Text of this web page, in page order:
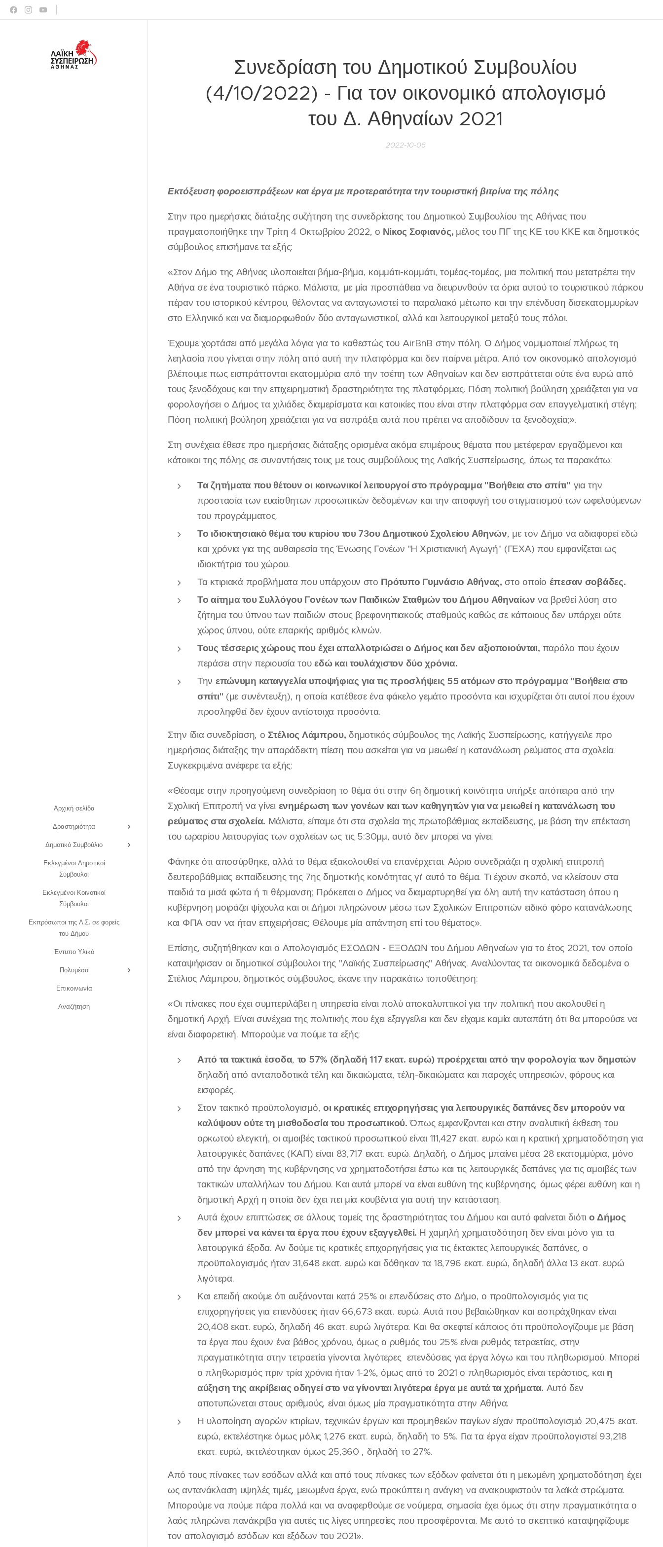
Αρχική σελίδα
Δραστηριότητα
Δημοτικό Συμβούλιο
Εκλεγμένοι Δημοτικοί
Σύμβουλοι
Εκλεγμένοι Κοινοτικοί
Σύμβουλοι
Εκπρόσωποι της Λ.Σ. σε φορείς
του Δήμου
Έντυπο Υλικό
Πολυμέσα
Επικοινωνία
Αναζήτηση
Συνεδρίαση του Δημοτικού Συμβουλίου
(4/10/2022) - Για τον οικονομικό απολογισμό
του Δ. Αθηναίων 2021
2022-10-06
Εκτόξευση φοροεισπράξεων και έργα με προτεραιότητα την τουριστική βιτρίνα της πόλης
Στην προ ημερήσιας διάταξης συζήτηση της συνεδρίασης του Δημοτικού Συμβουλίου της Αθήνας που
πραγματοποιήθηκε την Τρίτη 4 Οκτωβρίου 2022, ο Νίκος Σοφιανός, μέλος του ΠΓ της ΚΕ του ΚΚΕ και δημοτικός
σύμβουλος επισήμανε τα εξής:
«Στον Δήμο της Αθήνας υλοποιείται βήμα-βήμα, κομμάτι-κομμάτι, τομέας-τομέας, μια πολιτική που μετατρέπει την
Αθήνα σε ένα τουριστικό πάρκο. Μάλιστα, με μία προσπάθεια να διευρυνθούν τα όρια αυτού το τουριστικού πάρκου
πέραν του ιστορικού κέντρου, θέλοντας να ανταγωνιστεί το παραλιακό μέτωπο και την επένδυση δισεκατομμυρίων
στο Ελληνικό και να διαμορφωθούν δύο ανταγωνιστικοί, αλλά και λειτουργικοί μεταξύ τους πόλοι.
Έχουμε χορτάσει από μεγάλα λόγια για το καθεστώς του AirBnB στην πόλη. Ο Δήμος νομιμοποιεί πλήρως τη
λεηλασία που γίνεται στην πόλη από αυτή την πλατφόρμα και δεν παίρνει μέτρα. Από τον οικονομικό απολογισμό
βλέπουμε πως εισπράττονται εκατομμύρια από την τσέπη των Αθηναίων και δεν εισπράττεται ούτε ένα ευρώ από
τους ξενοδόχους και την επιχειρηματική δραστηριότητα της πλατφόρμας. Πόση πολιτική βούληση χρειάζεται για να
φορολογήσει ο Δήμος τα χιλιάδες διαμερίσματα και κατοικίες που είναι στην πλατφόρμα σαν επαγγελματική στέγη;
Πόση πολιτική βούληση χρειάζεται για να εισπράξει αυτά που πρέπει να αποδίδουν τα ξενοδοχεία;».
Στη συνέχεια έθεσε προ ημερήσιας διάταξης ορισμένα ακόμα επιμέρους θέματα που μετέφεραν εργαζόμενοι και
κάτοικοι της πόλης σε συναντήσεις τους με τους συμβούλους της Λαϊκής Συσπείρωσης, όπως τα παρακάτω:
Τα ζητήματα που θέτουν οι κοινωνικοί λειτουργοί στο πρόγραμμα "Βοήθεια στο σπίτι" για την
προστασία των ευαίσθητων προσωπικών δεδομένων και την αποφυγή του στιγματισμού των ωφελούμενων
του προγράμματος.
Το ιδιοκτησιακό θέμα του κτιρίου του 73ου Δημοτικού Σχολείου Αθηνών, με τον Δήμο να αδιαφορεί εδώ
και χρόνια για της αυθαιρεσία της Ένωσης Γονέων "H Χριστιανική Αγωγή" (ΓΕΧΑ) που εμφανίζεται ως
ιδιοκτήτρια του χώρου.
Τα κτιριακά προβλήματα που υπάρχουν στο Πρότυπο Γυμνάσιο Αθήνας, στο οποίο έπεσαν σοβάδες.
Το αίτημα του Συλλόγου Γονέων των Παιδικών Σταθμών του Δήμου Αθηναίων να βρεθεί λύση στο
ζήτημα του ύπνου των παιδιών στους βρεφονηπιακούς σταθμούς καθώς σε κάποιους δεν υπάρχει ούτε
χώρος ύπνου, ούτε επαρκής αριθμός κλινών.
Τους τέσσερις χώρους που έχει απαλλοτριώσει ο Δήμος και δεν αξιοποιούνται, παρόλο που έχουν
περάσει στην περιουσία τουεδώ και τουλάχιστον δύο χρόνια.
Την επώνυμη καταγγελία υποψήφιας για τις προσλήψεις 55 ατόμων στο πρόγραμμα "Βοήθεια στο
σπίτι" (με συνέντευξη), η οποία κατέθεσε ένα φάκελο γεμάτο προσόντα και ισχυρίζεται ότι αυτοί που έχουν
προσληφθεί δεν έχουν αντίστοιχα προσόντα.
Στην ίδια συνεδρίαση, οΣτέλιος Λάμπρου, δημοτικός σύμβουλος της Λαϊκής Συσπείρωσης, κατήγγειλε προ
ημερήσιας διάταξης την απαράδεκτη πίεση που ασκείται για να μειωθεί η κατανάλωση ρεύματος στα σχολεία.
Συγκεκριμένα ανέφερε τα εξής:
«Θέσαμε στην προηγούμενη συνεδρίαση το θέμα ότι στην 6η δημοτική κοινότητα υπήρξε απόπειρα από την
Σχολική Επιτροπή να γίνει ενημέρωση των γονέων καιτων καθηγητών για να μειωθεί η κατανάλωση του
ρεύματος στα σχολεία. Μάλιστα, είπαμε ότι στα σχολεία της πρωτοβάθμιας εκπαίδευσης, με βάση την επέκταση
του ωραρίου λειτουργίας των σχολείων ως τις 5:30μμ, αυτό δεν μπορεί να γίνει.
Φάνηκε ότι αποσύρθηκε, αλλά το θέμα εξακολουθεί να επανέρχεται. Αύριο συνεδριάζει η σχολική επιτροπή
δευτεροβάθμιας εκπαίδευσης της 7ης δημοτικής κοινότητας γι' αυτό το θέμα. Τι έχουν σκοπό, να κλείσουν στα
παιδιά τα μισά φώτα ή τι θέρμανση; Πρόκειται ο Δήμος να διαμαρτυρηθεί για όλη αυτή την κατάσταση όπου η
κυβέρνηση μοιράζει ψίχουλα και οι Δήμοι πληρώνουν μέσω των Σχολικών Επιτροπών ειδικό φόρο κατανάλωσης
και ΦΠΑ σαν να ήταν επιχειρήσεις; Θέλουμε μία απάντηση επί του θέματος».
Επίσης, συζητήθηκαν και ο Απολογισμός ΕΣΟΔΩΝ - ΕΞΟΔΩΝ του Δήμου Αθηναίων για το έτος 2021, τον οποίο
καταψήφισαν οι δημοτικοί σύμβουλοι της "Λαϊκής Συσπείρωσης" Αθήνας. Αναλύοντας τα οικονομικά δεδομένα ο
Στέλιος Λάμπρου, δημοτικός σύμβουλος, έκανε την παρακάτω τοποθέτηση:
«Οι πίνακες που έχει συμπεριλάβει η υπηρεσία είναι πολύ αποκαλυπτικοί για την πολιτική που ακολουθεί η
δημοτική Αρχή. Είναι συνέχεια της πολιτικής που έχει εξαγγείλει και δεν είχαμε καμία αυταπάτη ότι θα μπορούσε να
είναι διαφορετική. Μπορούμε να πούμε τα εξής:
Από τα τακτικά έσοδα, το 57% (δηλαδή 117 εκατ. ευρώ) προέρχεται από την φορολογία των δημοτών
δηλαδή από ανταποδοτικά τέλη και δικαιώματα, τέλη-δικαιώματα και παροχές υπηρεσιών, φόρους και
εισφορές.
Στον τακτικό προϋπολογισμό,οι κρατικές επιχορηγήσεις για λειτουργικές δαπάνες δεν μπορούν να
καλύψουν ούτε τη μισθοδοσία του προσωπικού. Όπως εμφανίζονται και στην αναλυτική έκθεση του
ορκωτού ελεγκτή, οι αμοιβές τακτικού προσωπικού είναι 111,427 εκατ. ευρώ και η κρατική χρηματοδότηση για
λειτουργικές δαπάνες (ΚΑΠ) είναι 83,717 εκατ. ευρώ. Δηλαδή, ο Δήμος μπαίνει μέσα 28 εκατομμύρια, μόνο
από την άρνηση της κυβέρνησης να χρηματοδοτήσει έστω και τις λειτουργικές δαπάνες για τις αμοιβές των
τακτικών υπαλλήλων του Δήμου. Και αυτά μπορεί να είναι ευθύνη της κυβέρνησης, όμως φέρει ευθύνη και η
δημοτική Αρχή η οποία δεν έχει πει μία κουβέντα για αυτή την κατάσταση.
Αυτά έχουν επιπτώσεις σε άλλους τομείς της δραστηριότητας του Δήμου και αυτό φαίνεται διότι ο Δήμος
δεν μπορεί να κάνει τα έργα που έχουν εξαγγελθεί. Η χαμηλή χρηματοδότηση δεν είναι μόνο για τα
λειτουργικά έξοδα. Αν δούμε τις κρατικές επιχορηγήσεις για τις έκτακτες λειτουργικές δαπάνες, ο
προϋπολογισμός ήταν 31,648 εκατ. ευρώ και δόθηκαν τα 18,796 εκατ. ευρώ, δηλαδή άλλα 13 εκατ. ευρώ
λιγότερα.
Και επειδή ακούμε ότι αυξάνονται κατά 25% οι επενδύσεις στο Δήμο, ο προϋπολογισμός για τις
επιχορηγήσεις για επενδύσεις ήταν 66,673 εκατ. ευρώ. Αυτά που βεβαιώθηκαν και εισπράχθηκαν είναι
20,408 εκατ. ευρώ, δηλαδή 46 εκατ. ευρώ λιγότερα. Και θα σκεφτεί κάποιος ότι προϋπολογίζουμε με βάση
τα έργα που έχουν ένα βάθος χρόνου, όμως ο ρυθμός του 25% είναι ρυθμός τετραετίας, στην
πραγματικότητα στην τετραετία γίνονται λιγότερες επενδύσεις για έργα λόγω και του πληθωρισμού. Μπορεί
ο πληθωρισμός πριν τρία χρόνια ήταν 1-2%, όμως από το 2021 ο πληθωρισμός είναι τεράστιος, και η
αύξηση της ακρίβειας οδηγεί στο να γίνονται λιγότερα έργα με αυτά τα χρήματα. Αυτό δεν
αποτυπώνεται στους αριθμούς, είναι όμως μία πραγματικότητα στην Αθήνα.
Η υλοποίηση αγορών κτιρίων, τεχνικών έργων και προμηθειών παγίων είχαν προϋπολογισμό 20,475 εκατ.
ευρώ, εκτελέστηκε όμως μόλις 1,276 εκατ. ευρώ, δηλαδή το 5%. Για τα έργα είχαν προϋπολογιστεί 93,218
εκατ. ευρώ, εκτελέστηκαν όμως 25,360 , δηλαδή το 27%.
Από τους πίνακες των εσόδων αλλά και από τους πίνακες των εξόδων φαίνεται ότι η μειωμένη χρηματοδότηση έχει
ως αντανάκλαση υψηλές τιμές, μειωμένα έργα, ενώ προκύπτει η ανάγκη να ανακουφιστούν τα λαϊκά στρώματα.
Μπορούμε να πούμε πάρα πολλά και να αναφερθούμε σε νούμερα, σημασία έχει όμως ότι στην πραγματικότητα ο
λαός πληρώνει πανάκριβα για αυτές τις λίγες υπηρεσίες που προσφέρονται. Με αυτό το σκεπτικό καταψηφίζουμε
τον απολογισμό εσόδων και εξόδων του 2021».